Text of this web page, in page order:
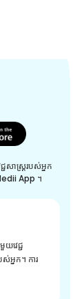
សាស្រ្តរបស់អ្នក
App ។
យវេជ្ជ
នក។ ការ